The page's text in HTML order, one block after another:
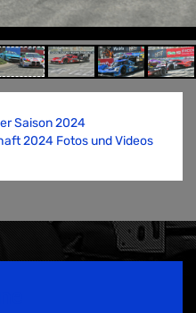
Saison 2024
2024 Fotos und Videos